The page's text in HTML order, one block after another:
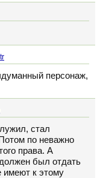
персонаж,
стал
по неважно
права. А
был отдать
имеют к этому